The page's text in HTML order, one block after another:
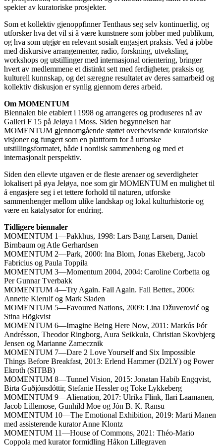
spekter av kuratoriske prosjekter.
Som et kollektiv gjenoppfinner Tenthaus seg selv kontinuerlig, og
utforsker hva det vil si å være kunstnere som jobber med publikum,
og hva som utgjør en relevant sosialt engasjert praksis. Ved å jobbe
med diskursive arrangementer, radio, forskning, utveksling,
workshops og utstillinger med internasjonal orientering, bringer
hvert av medlemmene et distinkt sett med ferdigheter, praksis og
kulturell kunnskap, og det særegne resultatet av deres samarbeid og
kollektiv diskusjon er synlig gjennom deres arbeid.
Om MOMENTUM
Biennalen ble etablert i 1998 og arrangeres og produseres nå av
Galleri F 15 på Jeløya i Moss. Siden begynnelsen har
MOMENTUM gjennomgående støttet overbevisende kuratoriske
visjoner og fungert som en plattform for å utforske
utstillingsformatet, både i nordisk sammenheng og med et
internasjonalt perspektiv.
Siden den ellevte utgaven er de fleste arenaer og severdigheter
lokalisert på øya Jeløya, noe som gir MOMENTUM en mulighet til
å engasjere seg i et tettere forhold til naturen, utforske
sammenhenger mellom ulike landskap og lokal kulturhistorie og
være en katalysator for endring.
Tidligere biennaler
MOMENTUM 1—Pakkhus, 1998: Lars Bang Larsen, Daniel
Birnbaum og Atle Gerhardsen
MOMENTUM 2—Park, 2000: Ina Blom, Jonas Ekeberg, Jacob
Fabricius og Paula Toppila
MOMENTUM 3—Momentum 2004, 2004: Caroline Corbetta og
Per Gunnar Tverbakk
MOMENTUM 4—Try Again. Fail Again. Fail Better., 2006:
Annette Kierulf og Mark Sladen
MOMENTUM 5—Favoured Nations, 2009: Lina Džuverović og
Stina Högkvist
MOMENTUM 6—Imagine Being Here Now, 2011: Markús Þór
Andrésson, Theodor Ringborg, Aura Seikkula, Christian Skovbjerg
Jensen og Marianne Zamecznik
MOMENTUM 7—Dare 2 Love Yourself and Six Impossible
Things Before Breakfast, 2013: Erlend Hammer (D2LY) og Power
Ekroth (SITBB)
MOMENTUM 8—Tunnel Vision, 2015: Jonatan Habib Engqvist,
Birta Guðjónsdóttir, Stefanie Hessler og Toke Lykkeberg
MOMENTUM 9—Alienation, 2017: Ulrika Flink, Ilari Laamanen,
Jacob Lillemose, Gunhild Moe og Jón B. K. Ransu
MOMENTUM 10—The Emotional Exhibition, 2019: Marti Manen
med assisterende kurator Anne Klontz
MOMENTUM 11—House of Commons, 2021: Théo-Mario
Coppola med kurator formidling Håkon Lillegraven